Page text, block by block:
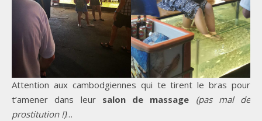
Attention aux cambodgiennes qui te tirent le bras pour
t’amener dans leur salon de massage
(pas mal de
prostitution !)…